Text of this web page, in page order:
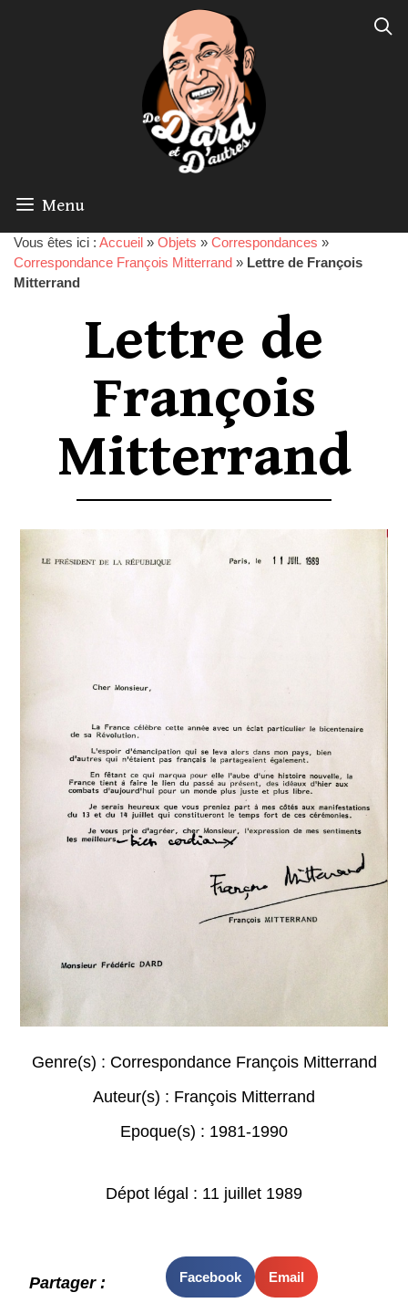
Menu
Vous êtes ici : Accueil » Objets » Correspondances »
Correspondance François Mitterrand » Lettre de François
Mitterrand
Lettre de
François
Mitterrand
Genre(s) : Correspondance François Mitterrand
Auteur(s) : François Mitterrand
Epoque(s) : 1981-1990
Dépot légal : 11 juillet 1989
Partager : Facebook Email